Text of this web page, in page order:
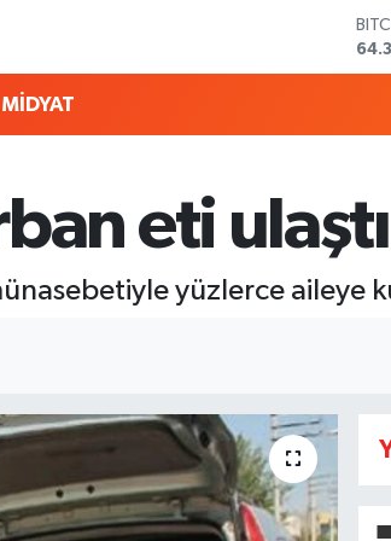
MİDYAT
eti
yüzlerce aileye